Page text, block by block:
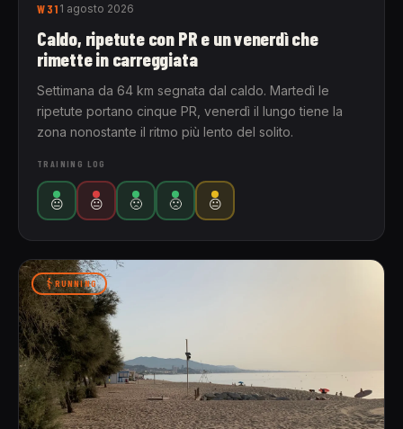
W31 1 agosto 2026
Caldo, ripetute con PR e un venerdì che
rimette in carreggiata
Settimana da 64 km segnata dal caldo. Martedì le
ripetute portano cinque PR, venerdì il lungo tiene la
zona nonostante il ritmo più lento del solito.
TRAINING LOG
😐 😐 🙁 🙁 😐
RUNNING